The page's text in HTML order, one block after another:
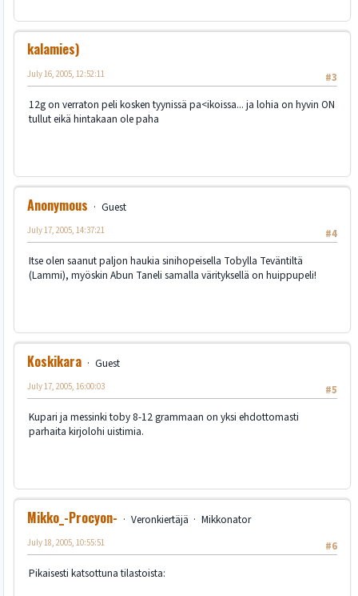
kalamies)
#3
July 16, 2005, 12:52:11
12g on verraton peli kosken tyynissä pa<ikoissa... ja lohia on hyvin ON
tullut eikä hintakaan ole paha
Anonymous
Guest
#4
July 17, 2005, 14:37:21
Itse olen saanut paljon haukia sinihopeisella Tobylla Teväntiltä
(Lammi), myöskin Abun Taneli samalla värityksellä on huippupeli!
Koskikara
Guest
#5
July 17, 2005, 16:00:03
Kupari ja messinki toby 8-12 grammaan on yksi ehdottomasti
parhaita kirjolohi uistimia.
Mikko_-Procyon- Veronkiertäjä
Mikkonator
#6
July 18, 2005, 10:55:51
Pikaisesti katsottuna tilastoista: